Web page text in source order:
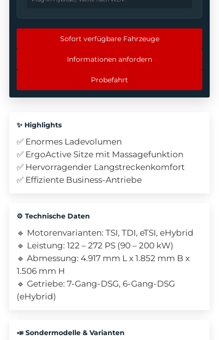
Sofort verfügbare Fahrzeuge
Informationen anfordern
Probefahrt
✨ Highlights
✅ Enormes Ladevolumen
✅ ErgoActive Sitze mit Massagefunktion
✅ Hervorragender Langstreckenkomfort
✅ Effiziente Business-Antriebe
⚙️ Technische Daten
🔹 Motorenvarianten: TSI, TDI, eTSI, eHybrid
🔹 Leistung: 122 – 272 PS (90 – 200 kW)
🔹 Abmessung: 4.917 mm L x 1.852 mm B x
1.506 mm H
🔹 Getriebe: 7-Gang-DSG, 6-Gang-DSG
(eHybrid)
📣 Sondermodelle & Varianten